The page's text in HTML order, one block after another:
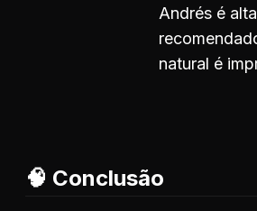
Andrés é
natural é
🧠 Conclusão